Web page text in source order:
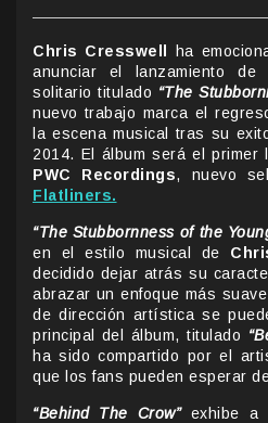
Chris Cresswell
ha
anunciar el lanzamiento
solitario titulado “The
nuevo trabajo marca el
la escena musical tras su
2014. El álbum será el primer
PWC Recordings, nuevo
Flatliners.
“The Stubbornness of the
en el estilo musical de
decidido dejar atrás su
abrazar un enfoque más
de dirección artística se
principal del álbum, titulado
ha sido compartido por el
que los fans pueden esperar
“Behind The Crow”exhibe a